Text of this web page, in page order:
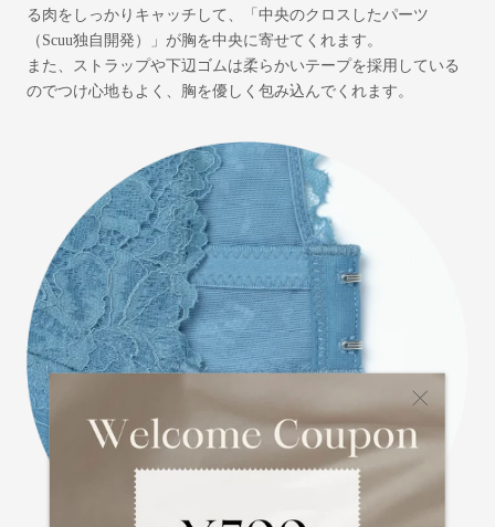
る肉をしっかりキャッチして、「中央のクロスしたパーツ
（Scuu独自開発）」が胸を中央に寄せてくれます。
また、ストラップや下辺ゴムは柔らかいテープを採用している
のでつけ心地もよく、胸を優しく包み込んでくれます。